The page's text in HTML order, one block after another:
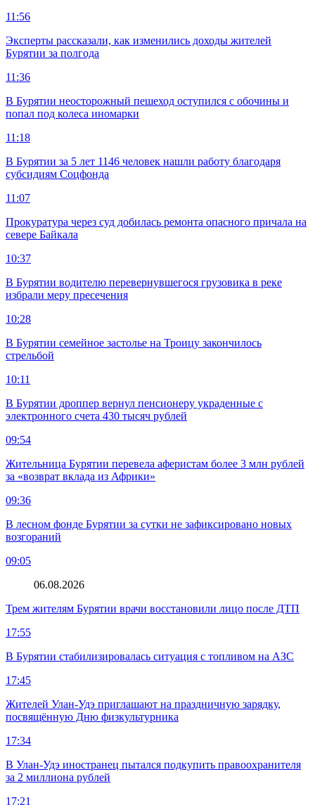
11:56
Эксперты рассказали, как изменились доходы жителей
Бурятии за полгода
11:36
В Бурятии неосторожный пешеход оступился с обочины и
попал под колеса иномарки
11:18
В Бурятии за 5 лет 1146 человек нашли работу благодаря
субсидиям Соцфонда
11:07
Прокуратура через суд добилась ремонта опасного причала на
севере Байкала
10:37
В Бурятии водителю перевернувшегося грузовика в реке
избрали меру пресечения
10:28
В Бурятии семейное застолье на Троицу закончилось
стрельбой
10:11
В Бурятии дроппер вернул пенсионеру украденные с
электронного счета 430 тысяч рублей
09:54
Жительница Бурятии перевела аферистам более 3 млн рублей
за «возврат вклада из Африки»
09:36
В лесном фонде Бурятии за сутки не зафиксировано новых
возгораний
09:05
06.08.2026
Трем жителям Бурятии врачи восстановили лицо после ДТП
17:55
В Бурятии стабилизировалась ситуация с топливом на АЗС
17:45
Жителей Улан-Удэ приглашают на праздничную зарядку,
посвящённую Дню физкультурника
17:34
В Улан-Удэ иностранец пытался подкупить правоохранителя
за 2 миллиона рублей
17:21